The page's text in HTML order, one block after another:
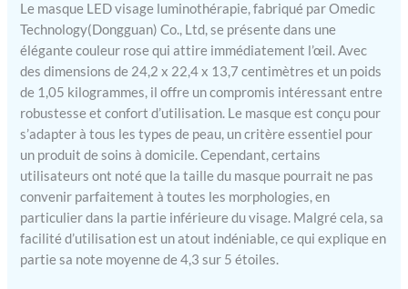
Le masque LED visage luminothérapie, fabriqué par Omedic
Technology(Dongguan) Co., Ltd, se présente dans une
élégante couleur rose qui attire immédiatement l’œil. Avec
des dimensions de 24,2 x 22,4 x 13,7 centimètres et un poids
de 1,05 kilogrammes, il offre un compromis intéressant entre
robustesse et confort d’utilisation. Le masque est conçu pour
s’adapter à tous les types de peau, un critère essentiel pour
un produit de soins à domicile. Cependant, certains
utilisateurs ont noté que la taille du masque pourrait ne pas
convenir parfaitement à toutes les morphologies, en
particulier dans la partie inférieure du visage. Malgré cela, sa
facilité d’utilisation est un atout indéniable, ce qui explique en
partie sa note moyenne de 4,3 sur 5 étoiles.